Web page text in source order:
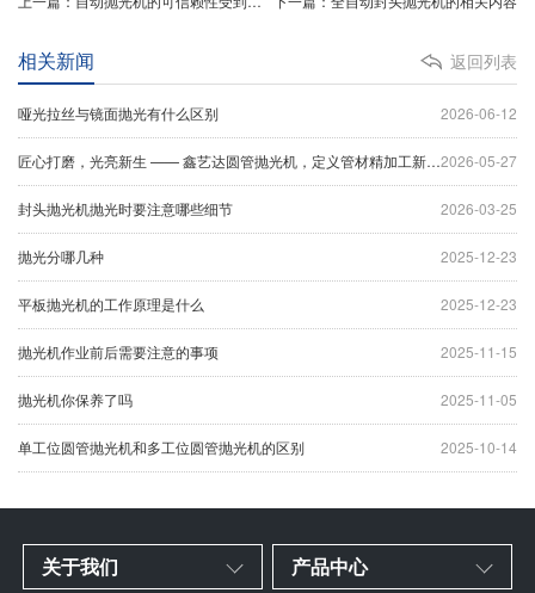
返回列表
相关新闻
2026-06-12
哑光拉丝与镜面抛光有什么区别
2026-05-27
匠心打磨，光亮新生 —— 鑫艺达圆管抛光机，定义管材精加工新标杆
2026-03-25
封头抛光机抛光时要注意哪些细节
2025-12-23
抛光分哪几种
2025-12-23
平板抛光机的工作原理是什么
2025-11-15
抛光机作业前后需要注意的事项
2025-11-05
抛光机你保养了吗
2025-10-14
单工位圆管抛光机和多工位圆管抛光机的区别
关于我们 产品中心